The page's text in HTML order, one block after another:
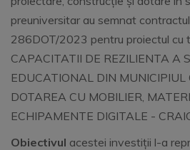
preuniversitar au semnat
286DOT/2023 pentru proiectul cu
CAPACITATII DE REZILIENTA A
EDUCATIONAL DIN MUNICIPIUL
DOTAREA CU MOBILIER,
ECHIPAMENTE DIGITALE -
Obiectivul acestei investiții l-a